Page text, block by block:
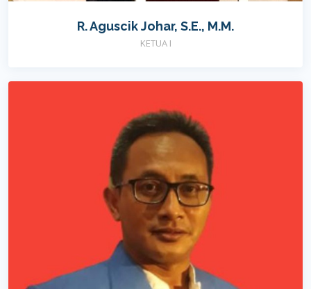
R. Aguscik Johar, S.E., M.M.
KETUA I